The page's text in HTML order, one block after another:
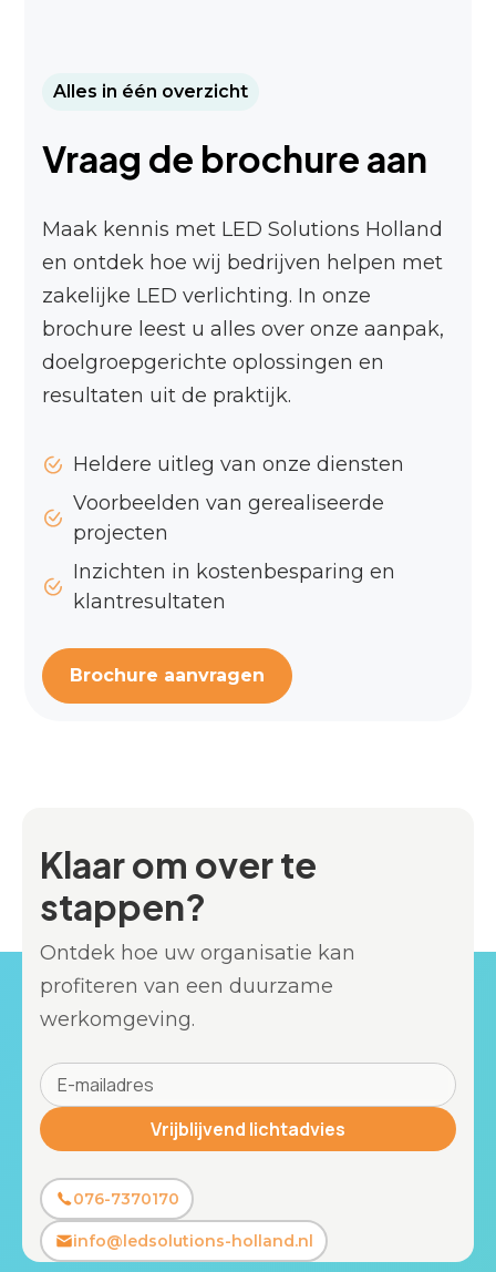
Alles in één overzicht
Vraag de brochure aan
Maak kennis met LED Solutions Holland
en ontdek hoe wij bedrijven helpen met
zakelijke LED verlichting. In onze
brochure leest u alles over onze aanpak,
doelgroepgerichte oplossingen en
resultaten uit de praktijk.
Heldere uitleg van onze diensten
Voorbeelden van gerealiseerde
projecten
Inzichten in kostenbesparing en
klantresultaten
Brochure aanvragen
Klaar om over te
stappen?
Ontdek hoe uw organisatie kan
profiteren van een duurzame
werkomgeving.
076-7370170
info@ledsolutions-holland.nl